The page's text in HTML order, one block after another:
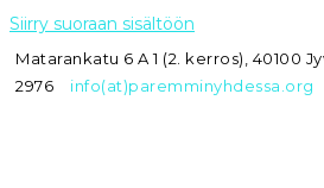
Siirry suoraan sisältöön
Matarankatu 6 A 1 (2. kerros), 40100
2976
info(at)paremminyhdessa.org